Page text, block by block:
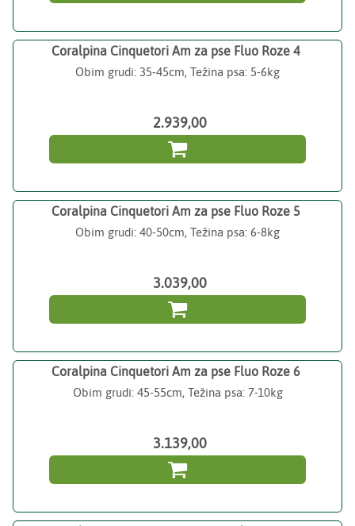
Coralpina Cinquetori Am za pse Fluo Roze 4
Obim grudi: 35-45cm, Težina psa: 5-6kg
2.939,00

Coralpina Cinquetori Am za pse Fluo Roze 5
Obim grudi: 40-50cm, Težina psa: 6-8kg
3.039,00

Coralpina Cinquetori Am za pse Fluo Roze 6
Obim grudi: 45-55cm, Težina psa: 7-10kg
3.139,00
